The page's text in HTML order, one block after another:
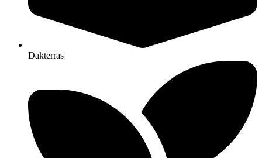
Dakterras